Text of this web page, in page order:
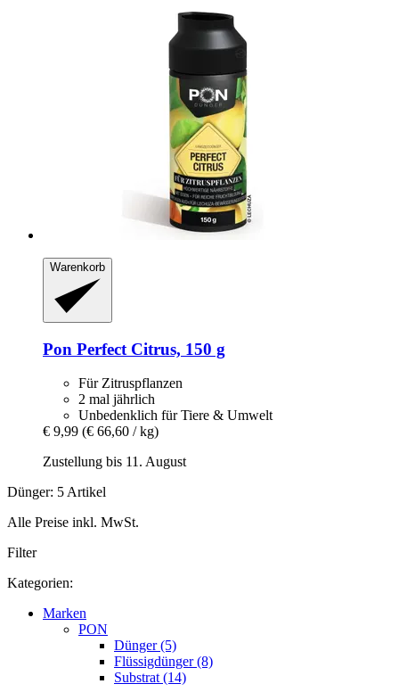
Warenkorb
Pon Perfect Citrus, 150 g
Für Zitruspflanzen
2 mal jährlich
Unbedenklich für Tiere & Umwelt
€ 9,99 (€ 66,60 / kg)
Zustellung bis 11. August
Dünger: 5 Artikel
Alle Preise inkl. MwSt.
Filter
Kategorien:
Marken
PON
Dünger (5)
Flüssigdünger (8)
Substrat (14)